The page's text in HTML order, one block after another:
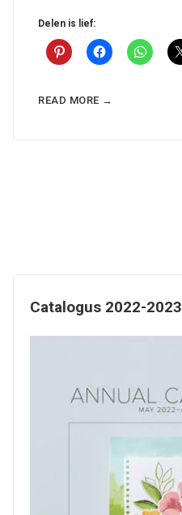
Delen is lief:
READ MORE →
Catalogus 2022-2023